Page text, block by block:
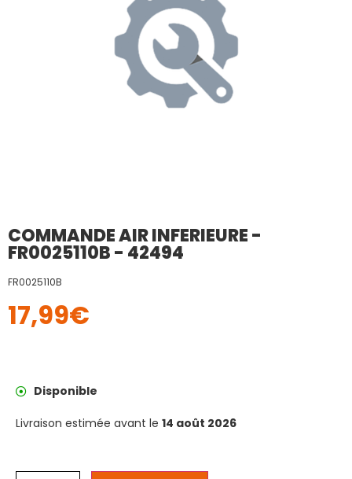
COMMANDE AIR INFERIEURE -
FR0025110B - 42494
FR0025110B
17,99€
Disponible
Livraison estimée avant le 14 août 2026